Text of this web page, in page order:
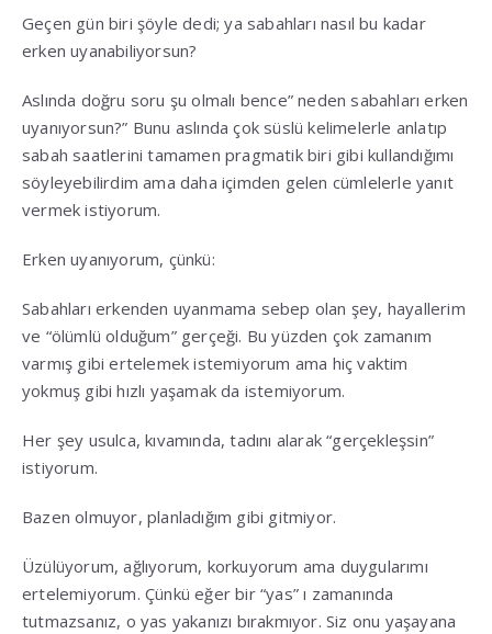
Geçen gün biri şöyle dedi; ya sabahları nasıl bu kadar
erken uyanabiliyorsun?
Aslında doğru soru şu olmalı bence” neden sabahları erken
uyanıyorsun?” Bunu aslında çok süslü kelimelerle anlatıp
sabah saatlerini tamamen pragmatik biri gibi kullandığımı
söyleyebilirdim ama daha içimden gelen cümlelerle yanıt
vermek istiyorum.
Erken uyanıyorum, çünkü:
Sabahları erkenden uyanmama sebep olan şey, hayallerim
ve “ölümlü olduğum” gerçeği. Bu yüzden çok zamanım
varmış gibi ertelemek istemiyorum ama hiç vaktim
yokmuş gibi hızlı yaşamak da istemiyorum.
Her şey usulca, kıvamında, tadını alarak “gerçekleşsin”
istiyorum.
Bazen olmuyor, planladığım gibi gitmiyor.
Üzülüyorum, ağlıyorum, korkuyorum ama duygularımı
ertelemiyorum. Çünkü eğer bir “yas” ı zamanında
tutmazsanız, o yas yakanızı bırakmıyor. Siz onu yaşayana